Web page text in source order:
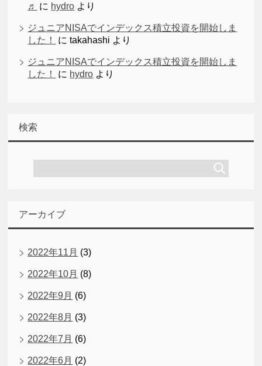
♬ に hydro より
ジュニアNISAでインデックス積立投資を開始しま
した！
にtakahashi より
ジュニアNISAでインデックス積立投資を開始しま
した！
に hydro より
検索
アーカイブ
2022年11月 (3)
2022年10月 (8)
2022年9月 (6)
2022年8月 (3)
2022年7月 (6)
2022年6月 (2)